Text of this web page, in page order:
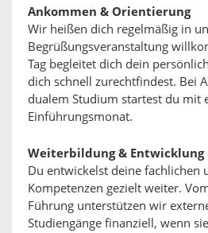
Ankommen & Orientierung
Wir heißen dich regelmäßig in
Begrüßungsveranstaltung
Tag begleitet dich dein
dich schnell zurechtfindest. Bei
dualem Studium startest du mit
Einführungsmonat.
Weiterbildung & Entwicklung
Du entwickelst deine fachlichen
Kompetenzen gezielt weiter.
Führung unterstützen wir
Studiengänge finanziell, wenn